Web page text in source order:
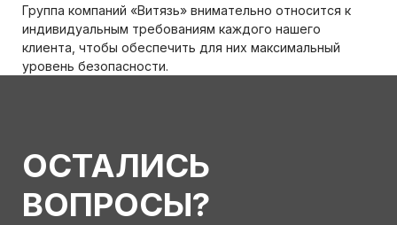
Группа компаний «Витязь» внимательно относится к
индивидуальным требованиям каждого нашего
клиента, чтобы обеспечить для них максимальный
уровень безопасности.
ОСТАЛИСЬ
ВОПРОСЫ?